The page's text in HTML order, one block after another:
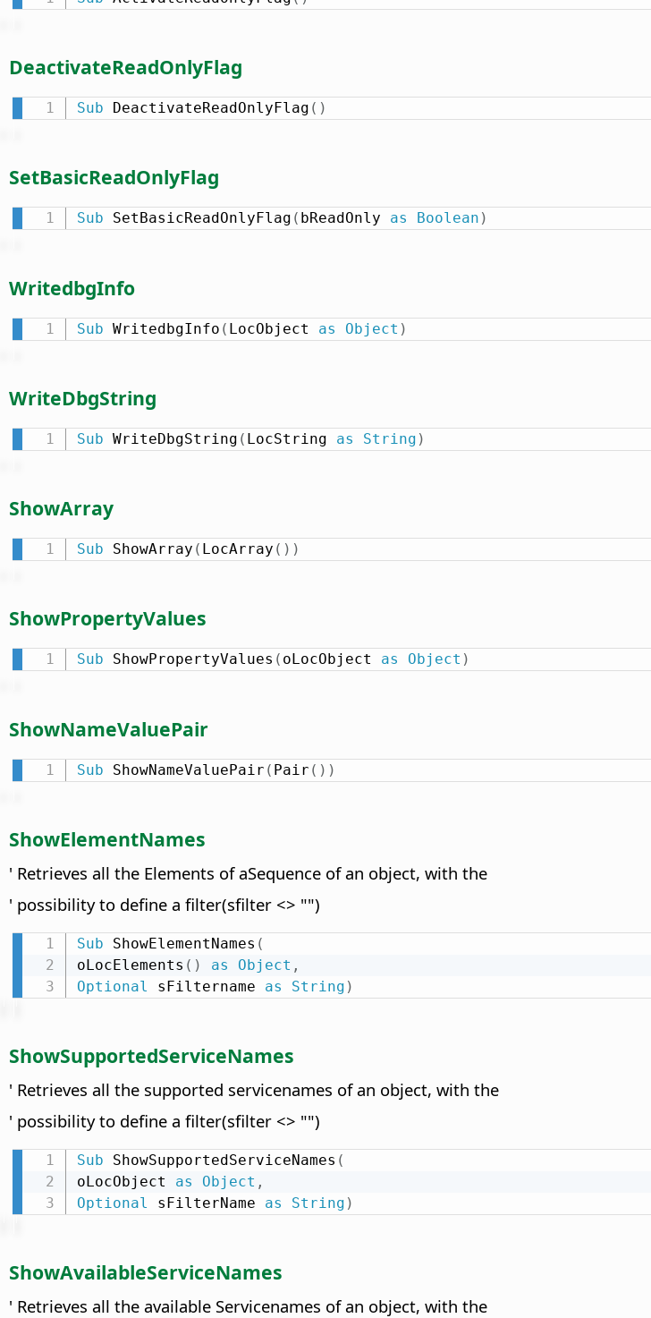
DeactivateReadOnlyFlag
Sub DeactivateReadOnlyFlag ( )
SetBasicReadOnlyFlag
Sub SetBasicReadOnlyFlag ( bReadOnly as Boolean )
WritedbgInfo
Sub WritedbgInfo ( LocObject as Object )
WriteDbgString
Sub WriteDbgString ( LocString as String )
ShowArray
Sub ShowArray ( LocArray ( ) )
ShowPropertyValues
Sub ShowPropertyValues ( oLocObject as Object )
ShowNameValuePair
Sub ShowNameValuePair ( Pair ( ) )
ShowElementNames
' Retrieves all the Elements of aSequence of an object, with the
' possibility to define a filter(sfilter <> "")
Sub ShowElementNames (
oLocElements ( ) as Object ,
Optional
sFiltername as String )
ShowSupportedServiceNames
' Retrieves all the supported servicenames of an object, with the
' possibility to define a filter(sfilter <> "")
Sub ShowSupportedServiceNames (
oLocObject as Object ,
Optional
sFilterName as String )
ShowAvailableServiceNames
' Retrieves all the available Servicenames of an object, with the